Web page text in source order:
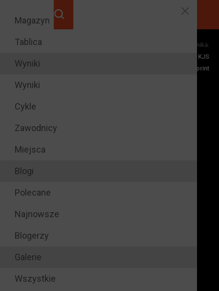
Magazyn
Tablica
Wyniki
Wyniki
Cykle
Zawodnicy
Miejsca
Blogi
Polecane
Najnowsze
Blogerzy
Galerie
Wszystkie
Dyscypliny zawodnika:
KJS
Rally Sprint
podium rundy